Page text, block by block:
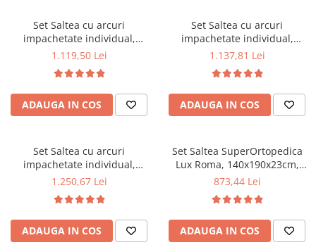
Mese gradinita
Scaune gradinita
Set mese si scaune gradinita
Mobilier copii
Mobila camera copii
Scaune birou pentru copii
Paturi copii
Masa si scaune gradinita
Seturi comode living si dormitor
Set Saltea cu arcuri
impachetate individual,
Pocket Spring Milano,
mediu spre soft, sistem de
aerisire perimetral, Saltex
plus 2 perne matlasate
microfibra 50x70cm, lavabile
1.119,50 Lei
ADAUGA IN COS
Set Saltea cu arcuri
impachetate individual,
Pocket Spring Milano,
mediu spre soft, sistem de
aerisire perimetral, Saltex
plus 2 perne matlasate
microfibra 50x70cm, lavabile
1.137,81 Lei
ADAUGA IN COS
Set Saltea cu arcuri
impachetate individual,
Pocket Spring Milano,
mediu spre soft, sistem de
aerisire perimetral, Saltex
plus 2 perne matlasate
microfibra 50x70cm, lavabile
1.250,67 Lei
ADAUGA IN COS
Set Saltea SuperOrtopedica
Lux Roma, 140x190x23cm,
fermitate tare, cu plasa arcuri
aerisire perimetral, Saltex
plus 2 perne matlasate
microfibra 50x70cm, lavabile
la 60°C
873,44 Lei
ADAUGA IN COS